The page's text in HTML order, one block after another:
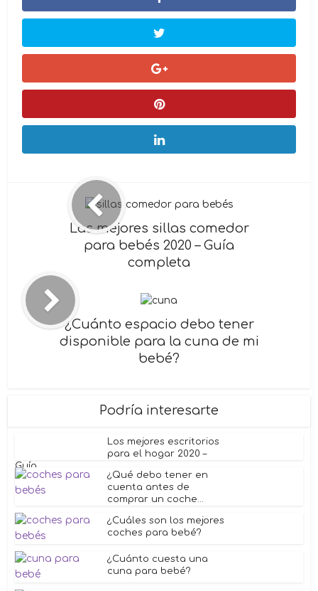
Las mejores sillas comedor
para bebés 2020 – Guía
completa
¿Cuánto espacio debo tener
disponible para la cuna de mi
bebé?
Podría interesarte
Los mejores escritorios
para el hogar 2020 –
Guía...
¿Qué debo tener en
cuenta antes de
comprar un coche...
¿Cuáles son los mejores
coches para bebé?
¿Cuánto cuesta una
cuna para bebé?